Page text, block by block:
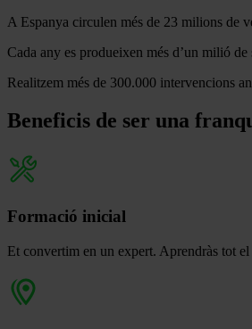
A Espanya circulen més de 23 milions de
Cada any es produeixen més d’un milió
Realitzem més de 300.000 intervencions
Beneficis de ser una
Formació inicial
Et convertim en un expert. Aprendràs tot